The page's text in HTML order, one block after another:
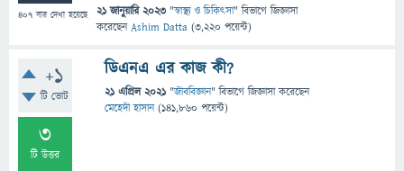
407 বার দেখা হয়েছে 21 জানুয়ারি 2023 "স্বাস্থ্য ও চিকিৎসা" বিভাগে জিজ্ঞাসা
করেছেনAshim Datta (3,220 পয়েন্ট)
+1
টি ভোট
3
টি উত্তর
ডিএনএ এর কাজ কী?
21 এপ্রিল 2021 "জীববিজ্ঞান" বিভাগে জিজ্ঞাসাকরেছেন
মেহেদী হাসান (141,860 পয়েন্ট)